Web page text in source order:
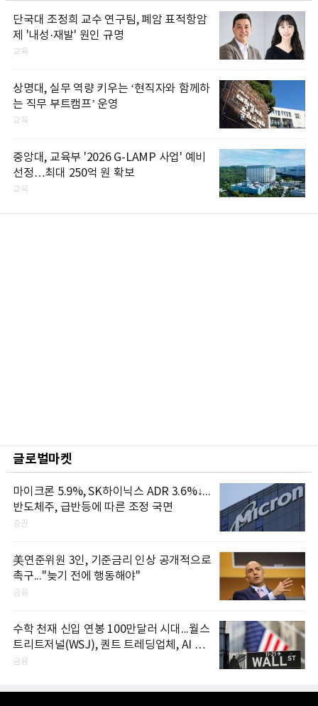
단국대 조정희 교수 연구팀, 폐암 표적항암
제 '내성·재발' 원인 규명
교육
상명대, 실무 역량 키우는 ‘현직자와 함께하
는 직무 부트캠프’ 운영
교육
중앙대, 교육부 '2026 G-LAMP 사업' 예비
선정…최대 250억 원 확보
교육
글로벌마켓
마이크론 5.9%, SK하이닉스 ADR 3.6%↓...
반도체주, 급반등에 따른 조정 국면
증권
美연준위원 3인, 기준금리 인상 공개적으로
촉구..."늦기 전에 행동해야"
금융
수학 천재 신입 연봉 100만달러 시대...월스
트리트저널(WSJ), 퀀트 트레딩업체, AI 기
업들 인재 확보 경쟁
금융